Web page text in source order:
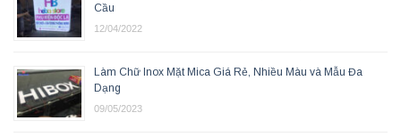
Cầu
12/04/2022
Làm Chữ Inox Mặt Mica Giá Rẻ, Nhiều Màu và Mẫu Đa
Dạng
09/05/2023